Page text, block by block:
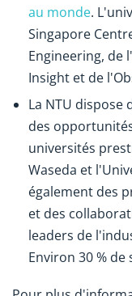
au monde.
Singapore
Engineering, de
Insight et de
La NTU
des
universités
Waseda et
également des
et des
leaders de
Environ 30 %